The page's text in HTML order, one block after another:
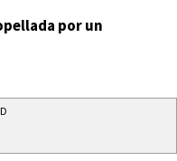
por un